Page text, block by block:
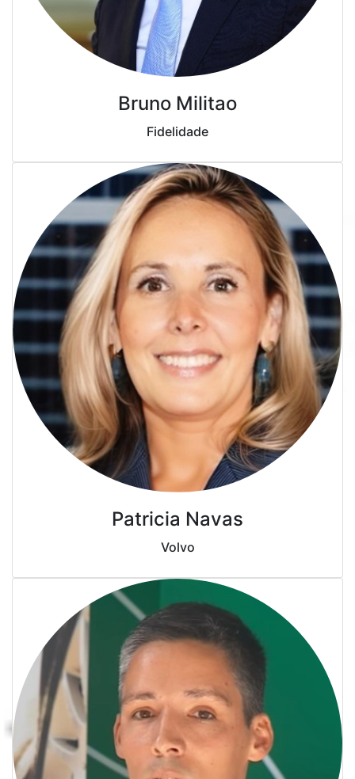
Bruno Militao
Fidelidade
Patricia Navas
Volvo